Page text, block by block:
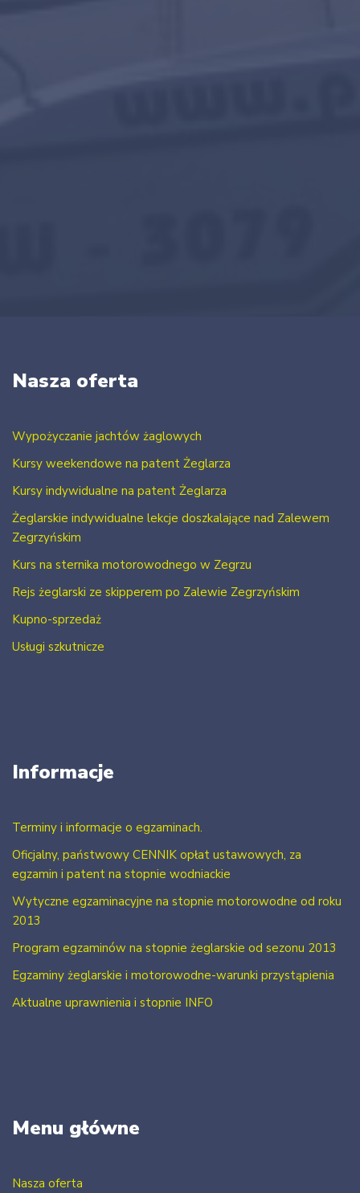
Nasza oferta
Wypożyczanie jachtów żaglowych
Kursy weekendowe na patent Żeglarza
Kursy indywidualne na patent Żeglarza
Żeglarskie indywidualne lekcje doszkalające nad Zalewem
Zegrzyńskim
Kurs na sternika motorowodnego w Zegrzu
Rejs żeglarski ze skipperem po Zalewie Zegrzyńskim
Kupno-sprzedaż
Usługi szkutnicze
Informacje
Terminy i informacje o egzaminach.
Oficjalny, państwowy CENNIK opłat ustawowych, za
egzamin i patent na stopnie wodniackie
Wytyczne egzaminacyjne na stopnie motorowodne od roku
2013
Program egzaminów na stopnie żeglarskie od sezonu 2013
Egzaminy żeglarskie i motorowodne-warunki przystąpienia
Aktualne uprawnienia i stopnie INFO
Menu główne
Nasza oferta